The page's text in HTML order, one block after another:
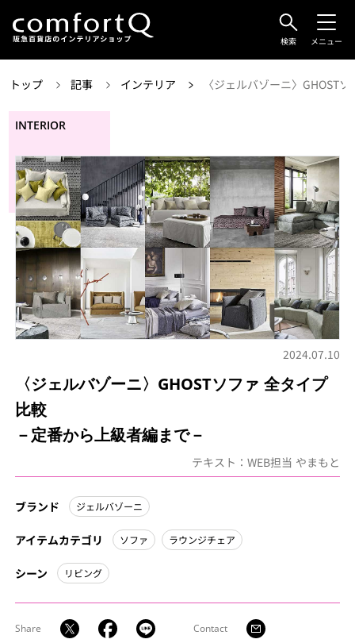
検索 メニュー
トップ 記事 インテリア 〈ジェルバゾーニ〉GHOST
INTERIOR
2024.07.10
〈ジェルバゾーニ〉GHOSTソファ 全タイプ
比較
－定番から上級者編まで－
テキスト：WEB担当 やまもと
ブランド ジェルバゾーニ
アイテムカテゴリ ソファ ラウンジチェア
シーン リビング
Share Contact